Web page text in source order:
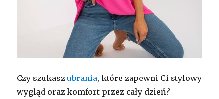
Czy szukaszubrania, które zapewni Ci stylowy
wygląd oraz komfort przez cały dzień?